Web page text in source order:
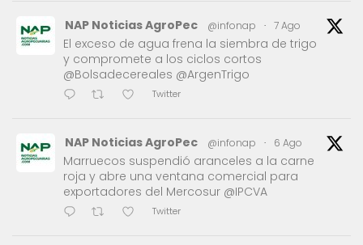
NAP Noticias AgroPec @infonap · 7 Ago
El exceso de agua frena la siembra de trigo
y compromete a los ciclos cortos
@Bolsadecereales @ArgenTrigo
Twitter
NAP Noticias AgroPec @infonap · 6 Ago
Marruecos suspendió aranceles a la carne
roja y abre una ventana comercial para
exportadores del Mercosur @IPCVA
Twitter